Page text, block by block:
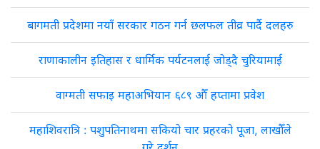
बागमती प्रदेशमा नयाँ सरकार गठन गर्न छलफल तीव्र पार्दै दलहरु
राणाकालीन इतिहास र धार्मिक पर्यटनलाई जोड्दै चुरियामाई
वाग्मती सफाइ महाअभियान ६८९ औँ हप्तामा प्रवेश
महाशिवरात्रि : पशुपतिनाथमा सकियो चार प्रहरको पूजा, लाखौँले